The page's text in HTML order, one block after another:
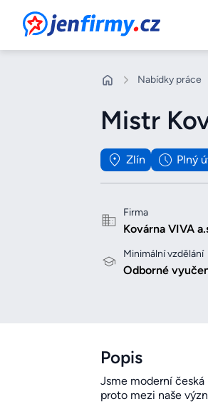
JenFirmy.cz
Nabídky práce
Mistr
Zlín Plný
Firma
Kovárna VIVA
Minimální vzdělání
Odborné
Popis
Jsme moderní česká
proto mezi naše